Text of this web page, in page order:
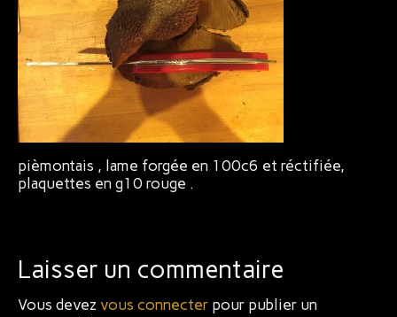
Bijoux
pièmontais , lame forgée en 100c6 et réctifiée,
plaquettes en g10 rouge .
Laisser un commentaire
Vous devez vous connecter pour publier un